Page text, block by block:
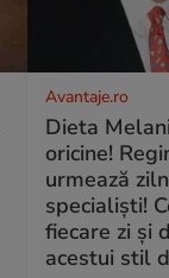
Avantaje.ro
Dieta
oricine!
urmează
specialiști!
fiecare zi și
acestui stil